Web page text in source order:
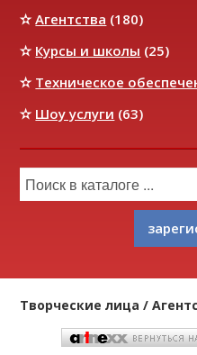
✫Агентства (180)
✫ Курсы и школы (25)
✫ Техническое
✫ Шоу услуги (63)
Творческие лица /